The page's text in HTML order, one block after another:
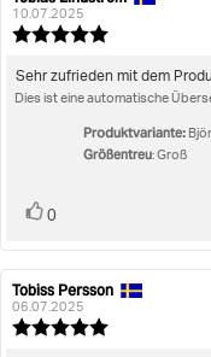
der
Rezension:
10.07.2025
von
Rezensionstext:
Sehr zufrieden mit dem
Dies ist eine automatische
Produktvariante:
Größentreu: Groß
Stimme
0
Autor
der
Rezension:
Tobiss Persson
06.07.2025